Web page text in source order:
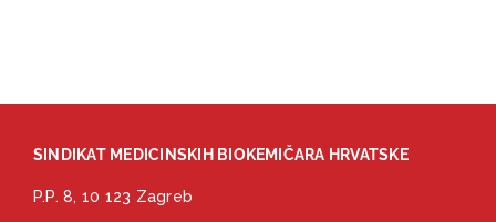
SINDIKAT MEDICINSKIH BIOKEMIČARA HRVATSKE
P.P. 8, 10 123 Zagreb